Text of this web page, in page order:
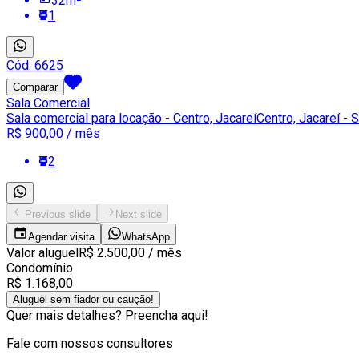
1
Cód: 6625
Comparar
Sala Comercial
Sala comercial para locação - Centro, JacareíCentro, Jacareí -
R$ 900,00 / mês
2
Previous slide
Next slide
Agendar visita
WhatsApp
Valor aluguelR$ 2.500,00 / mês
Condomínio
R$ 1.168,00
Aluguel sem fiador ou caução!
Quer mais detalhes? Preencha aqui!
Fale com nossos consultores